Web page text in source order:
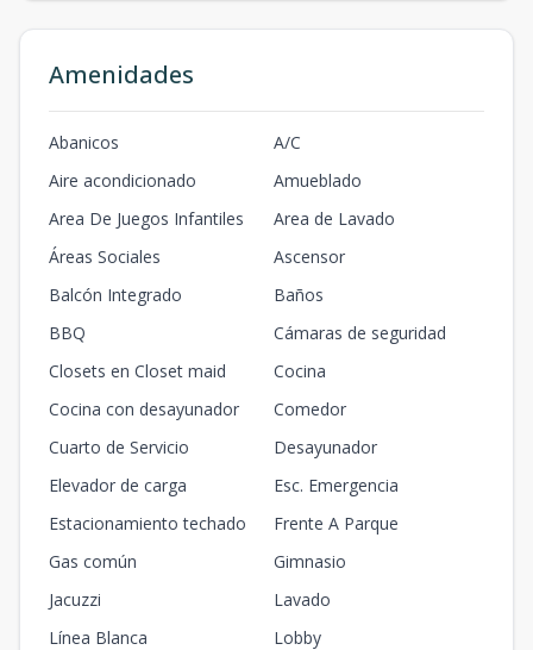
Amenidades
Abanicos
A/C
Aire acondicionado
Amueblado
Area De Juegos Infantiles
Area de Lavado
Áreas Sociales
Ascensor
Balcón Integrado
Baños
BBQ
Cámaras de seguridad
Closets en Closet maid
Cocina
Cocina con desayunador
Comedor
Cuarto de Servicio
Desayunador
Elevador de carga
Esc. Emergencia
Estacionamiento techado
Frente A Parque
Gas común
Gimnasio
Jacuzzi
Lavado
Línea Blanca
Lobby